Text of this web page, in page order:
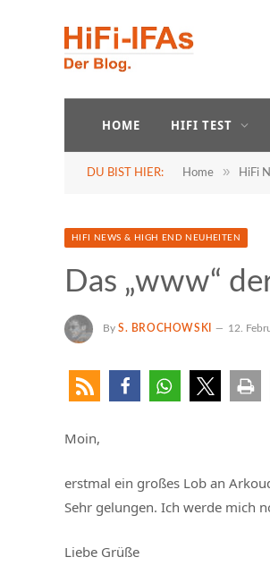
HOME HIFI TEST
DU BIST HIER: Home » HiFi
HIFI NEWS & HIGH END NEUHEITEN
Das „www“
By S. BROCHOWSKI 12.
Moin,
erstmal ein großes Lob an
Sehr gelungen. Ich werde mich
Liebe Grüße